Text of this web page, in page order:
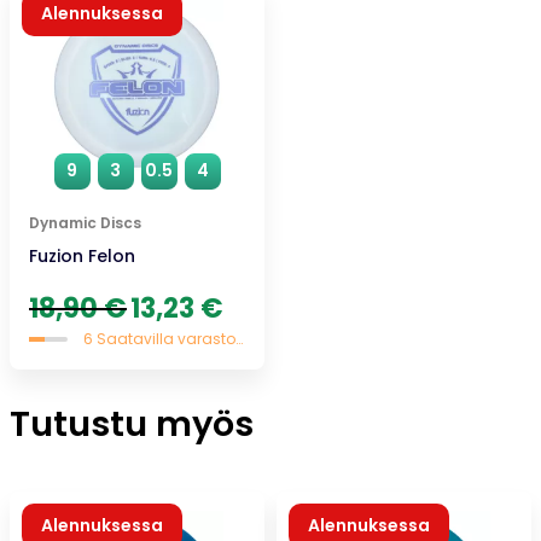
9 3 0.5 4
Dynamic Discs
Fuzion Felon
Alennuksessa
18,90€ Alkuperäinen
hinta
oli:
13,23 €
on:
6 Saatavilla varastossa
Tutustu myös
Alennuksessa Alennuksessa